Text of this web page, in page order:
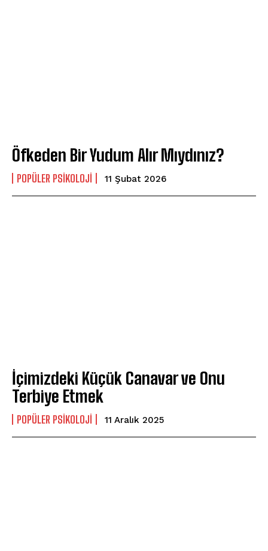
Öfkeden Bir Yudum Alır Mıydınız?
POPÜLER PSIKOLOJI 11 Şubat 2026
İçimizdeki Küçük Canavar ve Onu
Terbiye Etmek
POPÜLER PSIKOLOJI 11 Aralık 2025